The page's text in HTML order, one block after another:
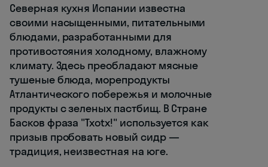
Северная кухня Испании известна
своими насыщенными, питательными
блюдами, разработанными для
противостояния холодному, влажному
климату. Здесь преобладают мясные
тушеные блюда, морепродукты
Атлантического побережья и молочные
продукты с зеленых пастбищ. В Стране
Басков фраза "Txotx!" используется как
призыв пробовать новый сидр —
традиция, неизвестная на юге.